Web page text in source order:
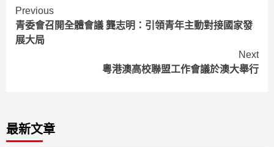
Continue
Reading
Previous
青委會召開全體會議 龔志明：引領青年主動對接國家發
展大局
Next
粵港澳高校聯盟工作會議於澳大舉行
最新文章